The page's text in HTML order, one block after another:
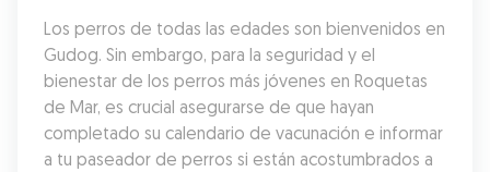
Los perros de todas las edades son bienvenidos en
Gudog. Sin embargo, para la seguridad y el
bienestar de los perros más jóvenes en Roquetas
de Mar, es crucial asegurarse de que hayan
completado su calendario de vacunación e informar
a tu paseador de perros si están acostumbrados a